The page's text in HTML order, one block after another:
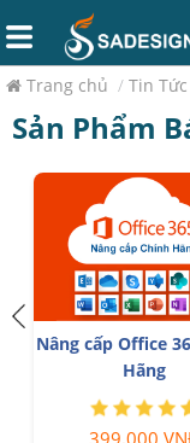
Trang chủ / Tin Tức
Sản Phẩm
Nâng cấp Office
Hãng
399,000